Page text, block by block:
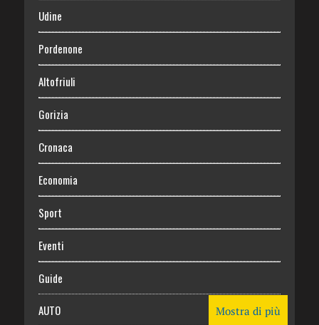
Udine
Pordenone
Altofriuli
Gorizia
Cronaca
Economia
Sport
Eventi
Guide
AUTO Mostra di più